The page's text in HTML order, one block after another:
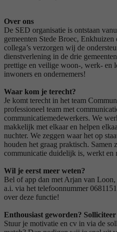
Over ons
De SED organisatie is ontstaan
gemeenten Stede Broec,
collega’s verzorgen wij de
dienstverlening in de drie
prettige en veilige woon-, werk- en
inwoners en ondernemers!
Waar kom je terecht?
Je komt terecht in het team
professioneel team met
communicatiemedewerkers. We
makkelijk met elkaar en helpen
nuchter. We zeggen waar het op
houden het graag praktisch. Samen
communicatie duidelijk is, werkt en
Wil je eerst meer weten?
Bel of app dan met Arjan van
a.i. via het telefoonnummer
over deze functie!
Enthousiast geworden?
Stuur je motivatie en cv in via de